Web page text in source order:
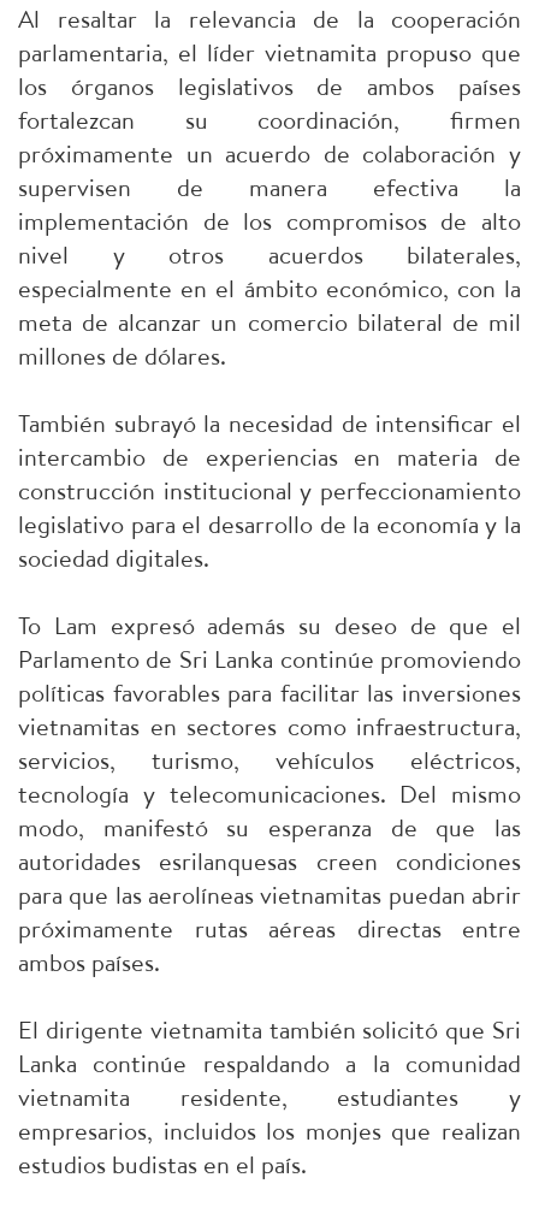
Al resaltar la relevancia de la cooperación
parlamentaria, el líder vietnamita propuso que
los órganos legislativos de ambos países
fortalezcan su coordinación, firmen
próximamente un acuerdo de colaboración y
supervisen de manera efectiva la
implementación de los compromisos de alto
nivel y otros acuerdos bilaterales,
especialmente en el ámbito económico, con la
meta de alcanzar un comercio bilateral de mil
millones de dólares.
También subrayó la necesidad de intensificar el
intercambio de experiencias en materia de
construcción institucional y perfeccionamiento
legislativo para el desarrollo de la economía y la
sociedad digitales.
To Lam expresó además su deseo de que el
Parlamento de Sri Lanka continúe promoviendo
políticas favorables para facilitar las inversiones
vietnamitas en sectores como infraestructura,
servicios, turismo, vehículos eléctricos,
tecnología y telecomunicaciones. Del mismo
modo, manifestó su esperanza de que las
autoridades esrilanquesas creen condiciones
para que las aerolíneas vietnamitas puedan abrir
próximamente rutas aéreas directas entre
ambos países.
El dirigente vietnamita también solicitó que Sri
Lanka continúe respaldando a la comunidad
vietnamita residente, estudiantes y
empresarios, incluidos los monjes que realizan
estudios budistas en el país.